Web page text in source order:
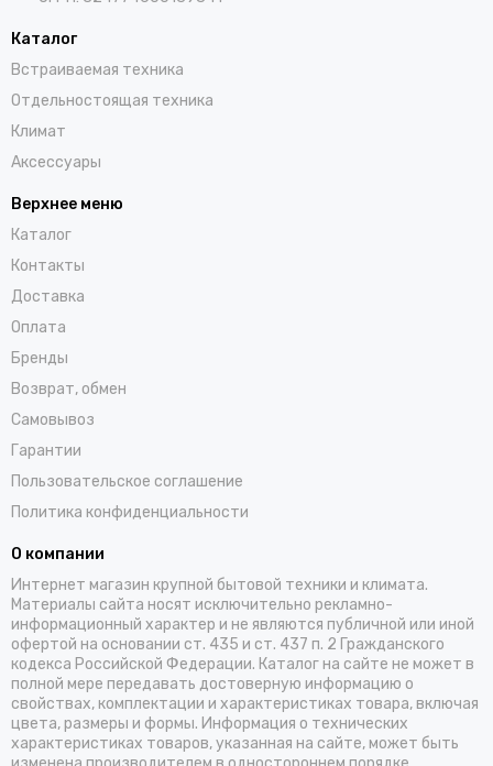
Каталог
Встраиваемая техника
Отдельностоящая техника
Климат
Аксессуары
Верхнее меню
Каталог
Контакты
Доставка
Оплата
Бренды
Возврат, обмен
Самовывоз
Гарантии
Пользовательское соглашение
Политика конфиденциальности
О компании
Интернет магазин крупной бытовой техники и климата.
Материалы сайта носят исключительно рекламно-
информационный характер и не являются публичной или иной
офертой на основании ст. 435 и ст. 437 п. 2 Гражданского
кодекса Российской Федерации. Каталог на сайте не может в
полной мере передавать достоверную информацию о
свойствах, комплектации и характеристиках товара, включая
цвета, размеры и формы. Информация о технических
характеристиках товаров, указанная на сайте, может быть